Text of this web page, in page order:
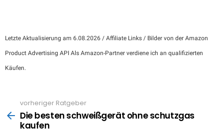
Letzte Aktualisierung am 6.08.2026 / Affiliate Links / Bilder von der Amazon
Product Advertising API Als Amazon-Partner verdiene ich an qualifizierten
Käufen.
more
vorheriger Ratgeber
Die besten schweißgerät ohne schutzgas
kaufen